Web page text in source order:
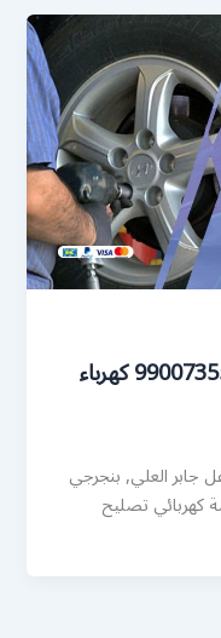
كراج جابر العلي | كراج متنقل 99007355 كهرباء
جابر العلي, بنجرجي
كهربائي تصليح